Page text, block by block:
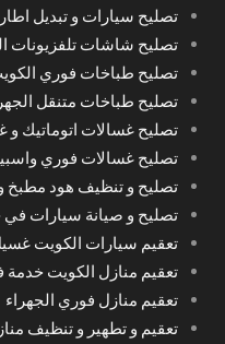
تصليح سيارات و تبديل اطارات
تصليح شاشات تلفزيونات
تصليح طباخات فوري
تصليح طباخات متنقل
تصليح غسالات اتوماتيك
تصليح غسالات فوري
تصليح و تنظيف هود مطبخ
تصليح و صيانة سيارات
تعقيم سيارات الكويت
تعقيم منازل الكويت خدمة
تعقيم منازل فوري الجهراء
تعقيم و تطهير و تنظيف